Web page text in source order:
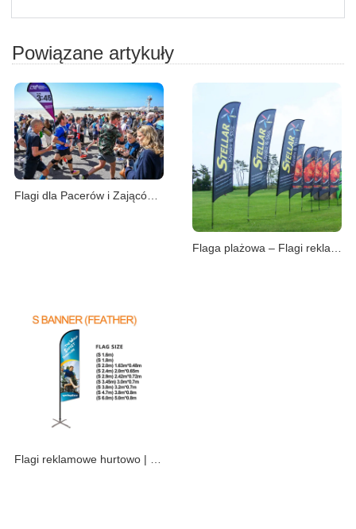
Powiązane artykuły